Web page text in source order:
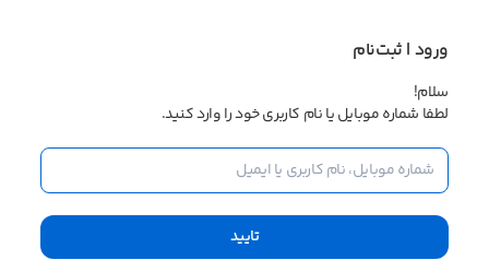
ورود | ثبت‌نام
سلام!
لطفا شماره موبایل یا نام کاربری خود را وارد کنید.
تایید